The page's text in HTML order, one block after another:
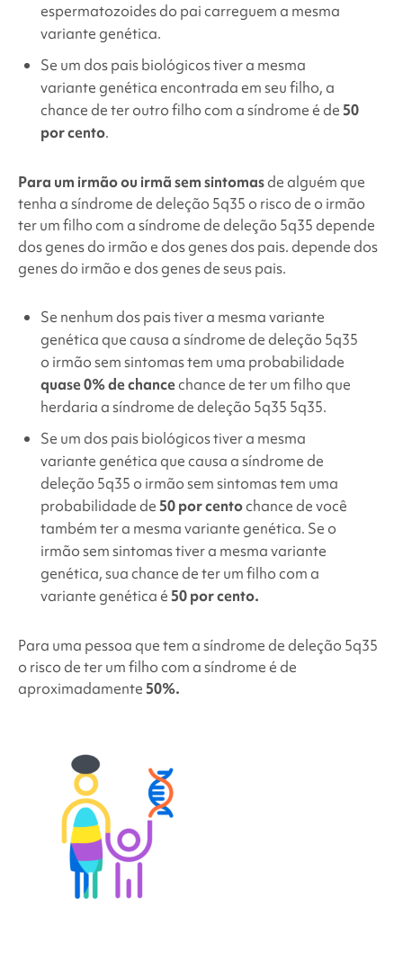
espermatozoides do pai carreguem a mesma
variante genética.
Se um dos pais biológicos tiver a mesma
variante genética encontrada em seu filho, a
chance de ter outro filho com a síndrome é de 50
por cento.
Para um irmão ou irmã sem sintomasde alguém que
tenha asíndrome de deleção 5q35 o risco de o irmão
ter um filho com asíndrome de deleção 5q35 depende
dos genes do irmão e dos genes dos pais. depende dos
genes do irmão e dos genes de seus pais.
Se nenhum dos pais tiver a mesma variante
genética que causa asíndrome de deleção 5q35
o irmão sem sintomas tem uma probabilidade
quase 0% de chancechance de ter um filho que
herdaria asíndrome de deleção 5q35 5q35.
Se um dos pais biológicos tiver a mesma
variante genética que causa asíndrome de
deleção 5q35 o irmão sem sintomas tem uma
probabilidade de 50 por centochance de você
também ter a mesma variante genética. Se o
irmão sem sintomas tiver a mesma variante
genética, sua chance de ter um filho com a
variante genética é 50 por cento.
Para uma pessoa que tem asíndrome de deleção 5q35
o risco de ter um filho com a síndrome é de
aproximadamente 50%.